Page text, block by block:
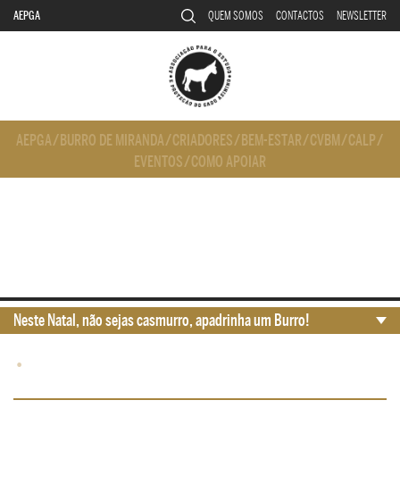
AEPGA QUEM SOMOS CONTACTOS NEWSLETTER
AEPGA/ BURRO DE MIRANDA/CRIADORES/ BEM-ESTAR/CVBM/CALP/
EVENTOS/COMO APOIAR
•
Neste Natal, não sejas casmurro, apadrinha um Burro!